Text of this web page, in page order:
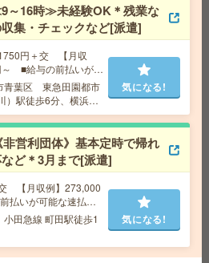
未経験OK！制服あり＊非営利
]
収例】204,000円～ ■
ービスあり
東急田園都市線 宮崎
気になる!
》藤沢駅からバス10分！長期！
]
月収例 142,800円～1
～16時≫未経験OK＊残業な
集・チェックなど[派遣]
円＋交 【月収
■給与の前払いが可
スあり
青葉区 東急田園都市
）駅徒歩6分、横浜市
あざみ野駅徒歩13分
気になる!
営利団体》基本定時で帰れ
ど＊3月まで[派遣]
【月収例】273,000
払いが可能な速払い
田急線 町田駅徒歩1
気になる!